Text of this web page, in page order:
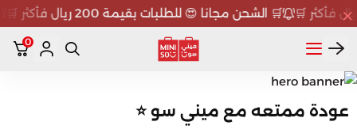
🛒 الشحن مجانا 😍 للطلبات بقيمة 200 ريال فأكثر 🛒
ميني سو MINISO
0
عودة ممتعه مع ميني سو ⭐